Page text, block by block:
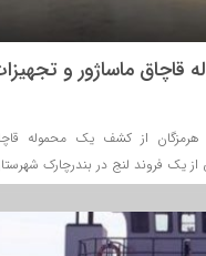
ماساژور و
هرمزگان از کشف یک محموله
از یک فروند لنج در بندرچارک